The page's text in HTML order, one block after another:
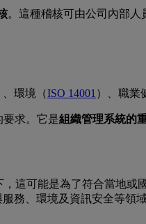
。這種稽核可由公司內部
、環境（ISO 14001 ）、職業
要求。它是組織管理系統的
這可能是為了符合當地
、環境及資訊安全等領